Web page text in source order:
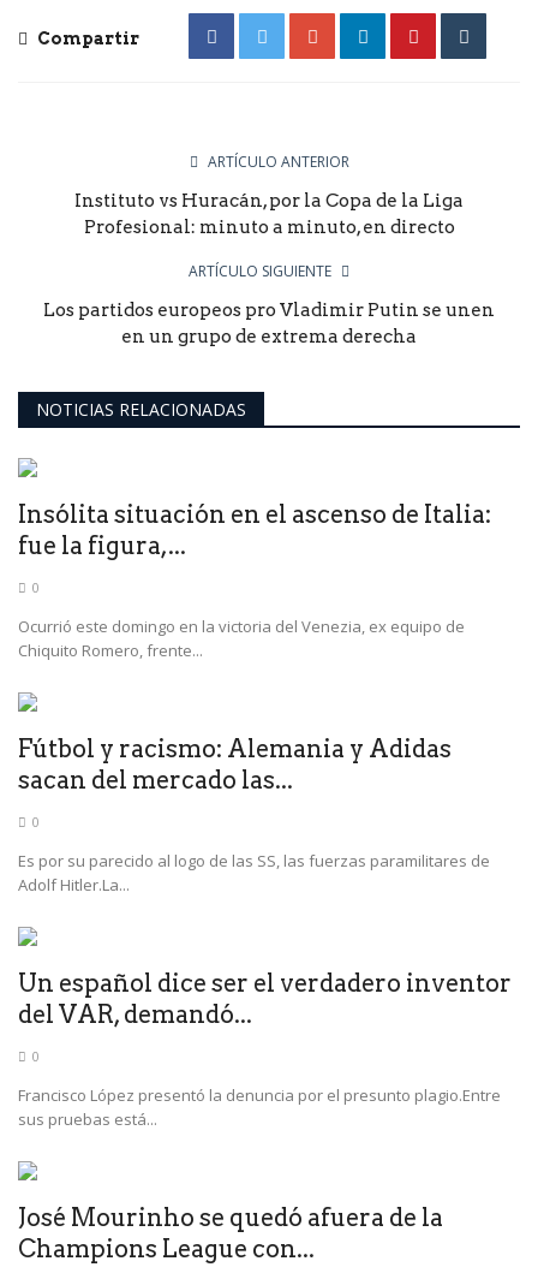
Compartir
ARTÍCULO ANTERIOR
Instituto vs Huracán, por la Copa de la Liga
Profesional: minuto a minuto, en directo
ARTÍCULO SIGUIENTE
Los partidos europeos pro Vladimir Putin se unen
en un grupo de extrema derecha
NOTICIAS RELACIONADAS
Insólita situación en el ascenso de Italia:
fue la figura,...
0
Ocurrió este domingo en la victoria del Venezia, ex equipo de
Chiquito Romero, frente...
Fútbol y racismo: Alemania y Adidas
sacan del mercado las...
0
Es por su parecido al logo de las SS, las fuerzas paramilitares de
Adolf Hitler.La...
Un español dice ser el verdadero inventor
del VAR, demandó...
0
Francisco López presentó la denuncia por el presunto plagio.Entre
sus pruebas está...
José Mourinho se quedó afuera de la
Champions League con...